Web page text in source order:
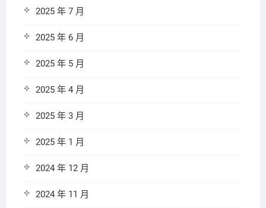
2025 年 7 月
2025 年 6 月
2025 年 5 月
2025 年 4 月
2025 年 3 月
2025 年 1 月
2024 年 12 月
2024 年 11 月